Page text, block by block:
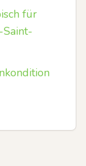
für
Saint-